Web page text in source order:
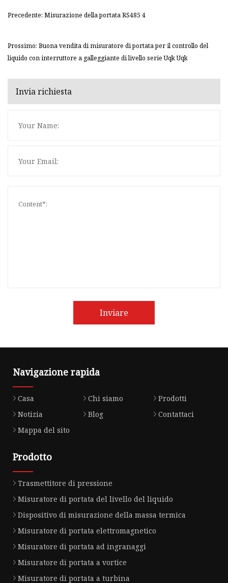
Precedente: Misurazione della portata RS485 4
Prossimo: Buona vendita di misuratore di portata per il controllo del
liquido con interruttore a galleggiante di livello serie Uqk Uqk
Invia richiesta
Inviare
Navigazione rapida
Casa Chi siamo
Prodotti
Notizia
Blog
Contattaci
Mappa del sito
Prodotto
Trasmettitore di pressione
Misuratore di portata del livello del liquido
Dispositivo di misurazione della massa termica
Misuratore di portata elettromagnetico
Misuratore di portata ad ingranaggi
Misuratore di portata a vortice
Misuratore di portata a turbina